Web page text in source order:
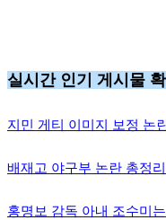
실시간 인기 게시물 확
지민 게티 이미지 보정 논
배재고 야구부 논란 총정
홍명보 감독 아내 조수미